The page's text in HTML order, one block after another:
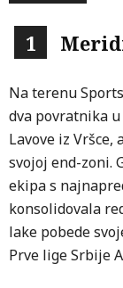
1
Na terenu
dva povratnika
Lavove iz
svojoj end-zoni.
ekipa s
konsolidovala
lake pobede
Prve lige Srbije